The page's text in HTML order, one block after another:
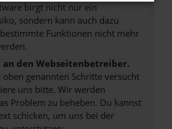
birgt nicht nur ein
sondern kann auch dazu
Funktionen nicht mehr
an den Webseitenbetreiber.
genannten Schritte versucht
uns bitte. Wir werden
Problem zu beheben. Du kannst
schicken, um uns bei der